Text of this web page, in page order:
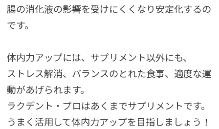
腸の消化液の影響を受けにくくなり安定化するの
です。
体内力アップには、サプリメント以外にも、
ストレス解消、バランスのとれた食事、適度な運
動があげられます。
ラクデント・プロはあくまでサプリメントです。
うまく活用して体内力アップを目指しましょう！